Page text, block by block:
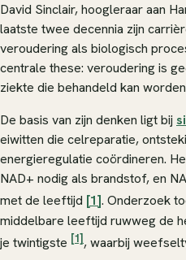
David Sinclair, hoogleraar aan
laatste twee decennia zijn
veroudering als biologisch
centrale these: veroudering is
ziekte die behandeld kan
De basis van zijn denken ligt bij
eiwitten die celreparatie,
energieregulatie coördineren.
NAD+ nodig als brandstof, en
met de leeftijd [1]. Onderzoek
middelbare leeftijd ruwweg de
je twintigste [1] , waarbij